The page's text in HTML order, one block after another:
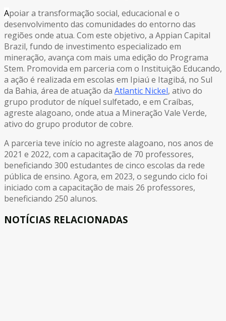
Apoiar a transformação social, educacional e o
desenvolvimento das comunidades do entorno das
regiões onde atua. Com este objetivo, a Appian Capital
Brazil, fundo de investimento especializado em
mineração, avança com mais uma edição do Programa
Stem. Promovida em parceria com o Instituição Educando,
a ação é realizada em escolas em Ipiaú e Itagibá, no Sul
da Bahia, área de atuação da Atlantic Nickel, ativo do
grupo produtor de níquel sulfetado, e em Craíbas,
agreste alagoano, onde atua a Mineração Vale Verde,
ativo do grupo produtor de cobre.
A parceria teve início no agreste alagoano, nos anos de
2021 e 2022, com a capacitação de 70 professores,
beneficiando 300 estudantes de cinco escolas da rede
pública de ensino. Agora, em 2023, o segundo ciclo foi
iniciado com a capacitação de mais 26 professores,
beneficiando 250 alunos.
NOTÍCIAS RELACIONADAS